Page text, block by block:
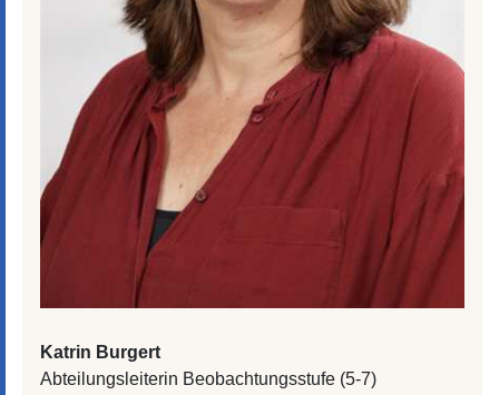
Katrin Burgert
Abteilungsleiterin Beobachtungsstufe (5-7)